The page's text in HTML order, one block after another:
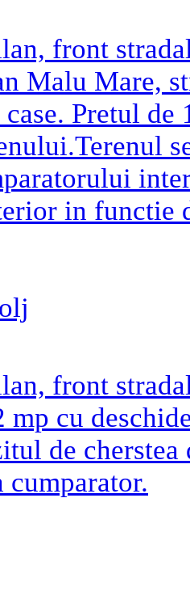
front
Malu Mare,
Pretul de
in functie
front
mp cu
de